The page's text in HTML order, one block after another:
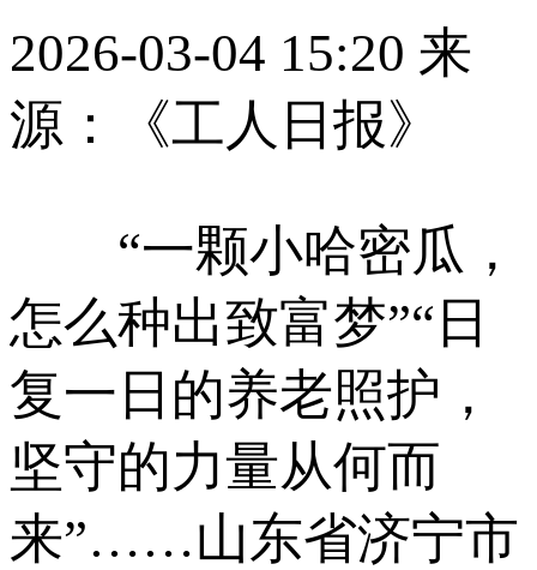
2026-03-04 15:20 来
源：《工人日报》
“一颗小哈密瓜，
怎么种出致富梦”“日
复一日的养老照护，
坚守的力量从何而
来”……山东省济宁市